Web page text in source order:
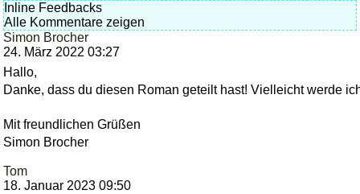
Inline Feedbacks
Alle Kommentare zeigen
Simon Brocher
24. März 2022 03:27
Hallo,
Danke, dass du diesen Roman geteilt hast! Vielleicht werde
Mit freundlichen Grüßen
Simon Brocher
Tom
18. Januar 2023 09:50